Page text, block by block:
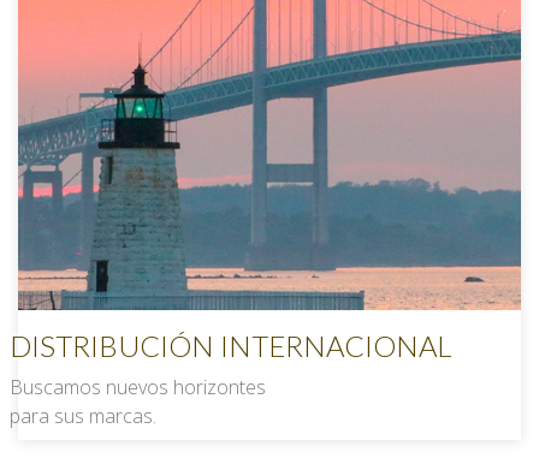
DISTRIBUCIÓN INTERNACIONAL
Buscamos nuevos horizontes
para sus marcas.